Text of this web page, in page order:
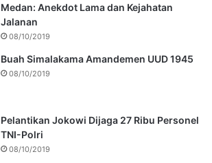
Medan: Anekdot Lama dan Kejahatan
Jalanan
08/10/2019
Buah Simalakama Amandemen UUD 1945
08/10/2019
Pelantikan Jokowi Dijaga 27 Ribu Personel
TNI-Polri
08/10/2019